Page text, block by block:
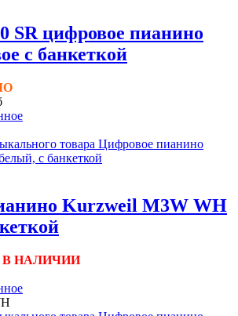
SR цифровое пианино
с банкеткой
Kurzweil M3W WH
В НАЛИЧИИ